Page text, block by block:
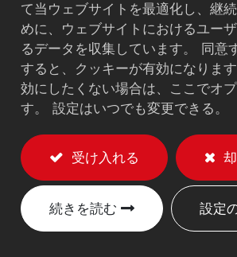
POSマウント
6620B
説明
耐荷重：最大10kg。
モニターは傾斜、回転、スイベ
LCDモニターの高さは調整可能
ケーブルをチューブ内に隠しま
グロメット取り付けソリューシ
て当ウェブサイトを最適化し、継
めに、ウェブサイトにおけるユー
るデータを収集しています。 同意
すると、クッキーが有効になりま
効にしたくない場合は、ここでオ
す。 設定はいつでも変更できる。
受け入れる
続きを読む 設定